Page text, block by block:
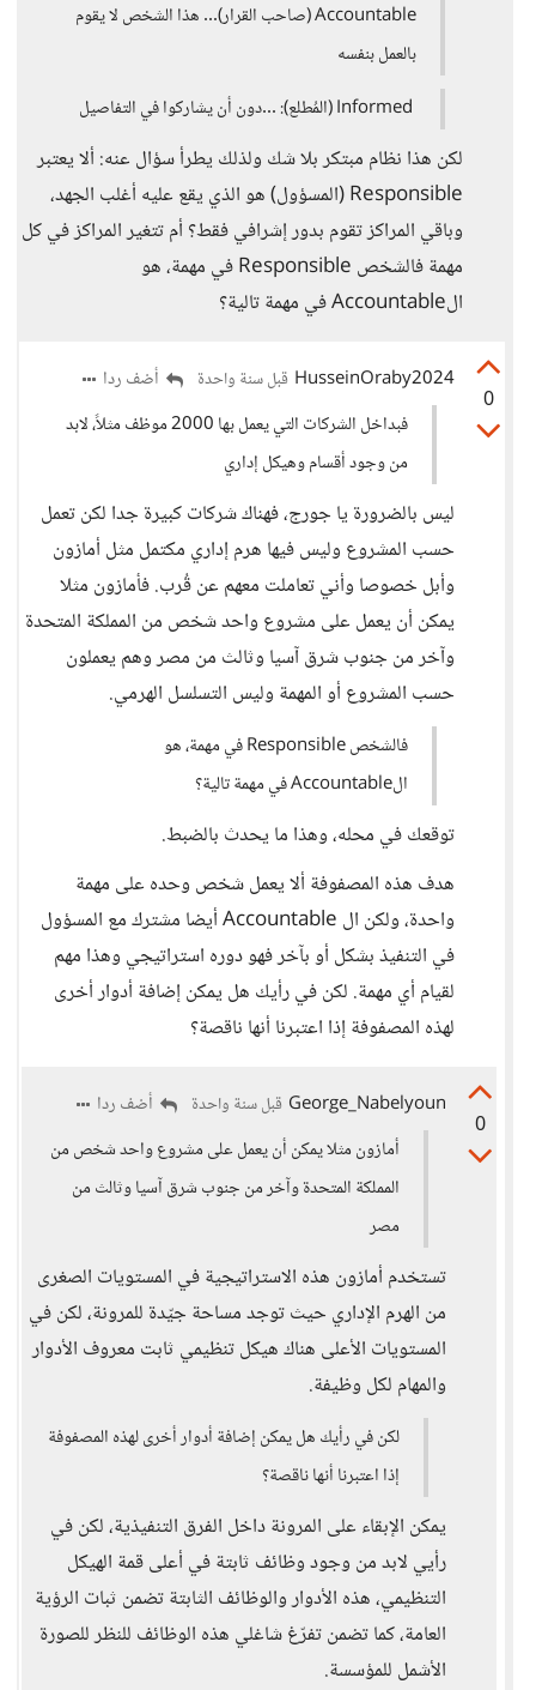
Accountable (صاحب القرار)... هذا الشخص لا يقوم
بالعمل بنفسه
لكن هذا نظام مبتكر بلا شك ولذلك يطرأ سؤال عنه: ألا يعتبر
Responsible (المسؤول) هو الذي يقع عليه أغلب الجهد،
وباقي المراكز تقوم بدور إشرافي فقط؟ أم تتغير المراكز في كل
مهمة فالشخص Responsible في مهمة، هو
الAccountable في مهمة تالية؟
0
HusseinOraby2024 قبل سنة واحدة
أضف ردا
فبداخل الشركات التي يعمل بها 2000 موظف مثلاً، لابد
من وجود أقسام وهيكل إداري
ليس بالضرورة يا جورج، فهناك شركات كبيرة جدا لكن تعمل
حسب المشروع وليس فيها هرم إداري مكتمل مثل أمازون
وأبل خصوصا وأني تعاملت معهم عن قُرب. فأمازون مثلا
يمكن أن يعمل على مشروع واحد شخص من المملكة المتحدة
وآخر من جنوب شرق آسيا وثالث من مصر وهم يعملون
حسب المشروع أو المهمة وليس التسلسل الهرمي.
فالشخص Responsible في مهمة، هو
الAccountable في مهمة تالية؟
توقعك في محله، وهذا ما يحدث بالضبط.
هدف هذه المصفوفة ألا يعمل شخص وحده على مهمة
واحدة، ولكن ال Accountable أيضا مشترك مع المسؤول
في التنفيذ بشكل أو بآخر فهو دوره استراتيجي وهذا مهم
لقيام أي مهمة. لكن في رأيك هل يمكن إضافة أدوار أخرى
لهذه المصفوفة إذا اعتبرنا أنها ناقصة؟
0
George_Nabelyoun قبل سنة واحدة
أضف ردا
أمازون مثلا يمكن أن يعمل على مشروع واحد شخص من
المملكة المتحدة وآخر من جنوب شرق آسيا وثالث من
مصر
تستخدم أمازون هذه الاستراتيجية في المستويات الصغرى
من الهرم الإداري حيث توجد مساحة جيّدة للمرونة، لكن في
المستويات الأعلى هناك هيكل تنظيمي ثابت معروف الأدوار
والمهام لكل وظيفة.
لكن في رأيك هل يمكن إضافة أدوار أخرى لهذه المصفوفة
إذا اعتبرنا أنها ناقصة؟
يمكن الإبقاء على المرونة داخل الفرق التنفيذية، لكن في
رأيي لابد من وجود وظائف ثابتة في أعلى قمة الهيكل
التنظيمي، هذه الأدوار والوظائف الثابتة تضمن ثبات الرؤية
العامة، كما تضمن تفرّغ شاغلي هذه الوظائف للنظر للصورة
الأشمل للمؤسسة.